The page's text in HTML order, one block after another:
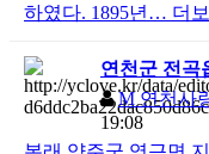
하였다. 1895년… 더보
연천군 전곡
M연천사
19:08